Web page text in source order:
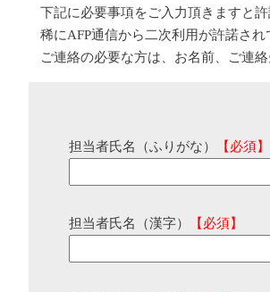
下記に必要事項をご入力頂きますと
稀にAFP通信から二次利用が許諾さ
ご連絡の必要な方は、お名前、ご連
担当者氏名（ふりがな） 【必須】
担当者氏名（漢字） 【必須】